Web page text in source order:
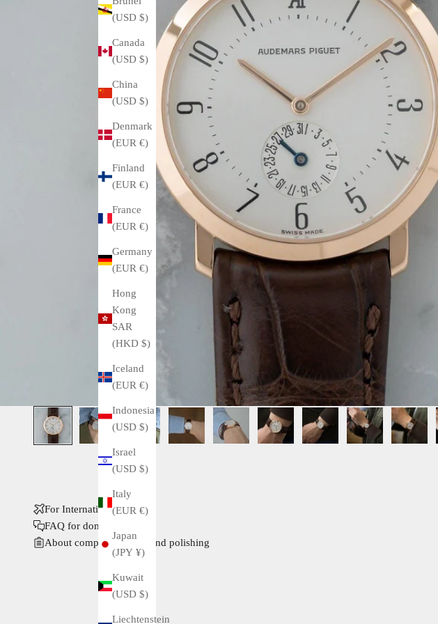
(USD $)
Canada
(USD $)
China
(USD $)
Denmark
(EUR €)
Finland
(EUR €)
France
(EUR €)
Germany
(EUR €)
Hong
Kong
SAR
(HKD $)
Iceland
(EUR €)
Indonesia
(USD $)
Israel
(USD $)
Italy
(EUR €)
Japan
(JPY ¥)
Kuwait
(USD $)
Liechtenstein
For International Buyers
FAQ for domestic buyers
About complete service and polishing